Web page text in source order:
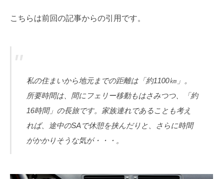
こちらは前回の記事からの引用です。
私の住まいから地元までの距離は「約1100㎞」。
所要時間は、間にフェリー移動もはさみつつ、「約
16時間」の長旅です。家族連れであることも考え
れば、途中のSAで休憩を挟んだりと、さらに時間
がかかりそうな気が・・・。